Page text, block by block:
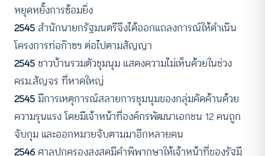
หยุดหยั้งการซ้อมยิ่ง
2545 สำนักนายกรัฐมนตรีจึงได้ออกแถลงการณ์ให้ดำเนิน
โครงการท่อก๊าซฯ ต่อไปตามสัญญา
2545 ชาวบ้านรวมตัวชุมนุม แสดงความไม่เห็นด้วยในช่วง
ครม.สัญจร ที่หาดใหญ่
2545มีการเหตุการณ์สลายการชุมนุมของกลุ่มคัดค้านด้วย
ความรุนแรง โดยมีเจ้าหน้าที่องค์กรพัฒนาเอกชน 12 คนถูก
จับกุม และออกหมายจับตามมาอีกหลายคน
2546ศาลปกครองสูงสุดมีคำพิพากษาให้เจ้าหน้าที่ของรัฐมี